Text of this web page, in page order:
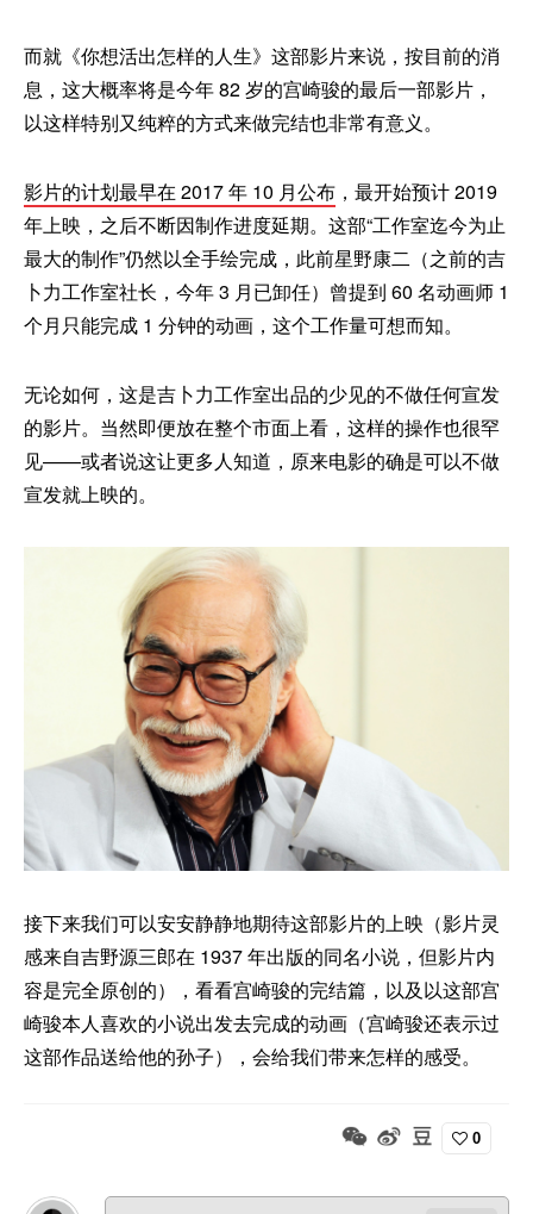
而就《你想活出怎样的人生》这部影片来说，按目前的消
息，这大概率将是今年 82 岁的宫崎骏的最后一部影片，
以这样特别又纯粹的方式来做完结也非常有意义。
影片的计划最早在 2017 年 10 月公布 ，最开始预计 2019
年上映，之后不断因制作进度延期。这部“工作室迄今为止
最大的制作”仍然以全手绘完成，此前星野康二（之前的吉
卜力工作室社长，今年 3 月已卸任）曾提到 60 名动画师 1
个月只能完成 1 分钟的动画，这个工作量可想而知。
无论如何，这是吉卜力工作室出品的少见的不做任何宣发
的影片。当然即便放在整个市面上看，这样的操作也很罕
见——或者说这让更多人知道，原来电影的确是可以不做
宣发就上映的。
接下来我们可以安安静静地期待这部影片的上映（影片灵
感来自吉野源三郎在 1937 年出版的同名小说，但影片内
容是完全原创的），看看宫崎骏的完结篇，以及以这部宫
崎骏本人喜欢的小说出发去完成的动画（宫崎骏还表示过
这部作品送给他的孙子），会给我们带来怎样的感受。
0